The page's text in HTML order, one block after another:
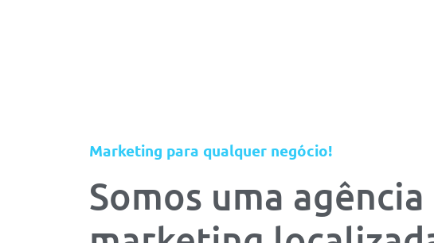
Marketing para qualquer negócio!
Somos uma agência